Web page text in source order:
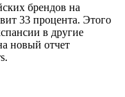
брендов на
33 процента. Этого
в другие
новый отчет